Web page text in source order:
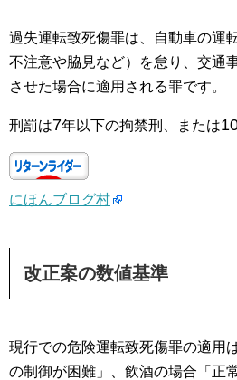
過失運転致死傷罪は、自動車の運
不注意や脇見など）を怠り、交通
させた場合に適用される罪です。
刑罰は7年以下の拘禁刑、または
にほんブログ村
改正案の数値基準
現行での危険運転致死傷罪の適用
の制御が困難」、飲酒の場合「正